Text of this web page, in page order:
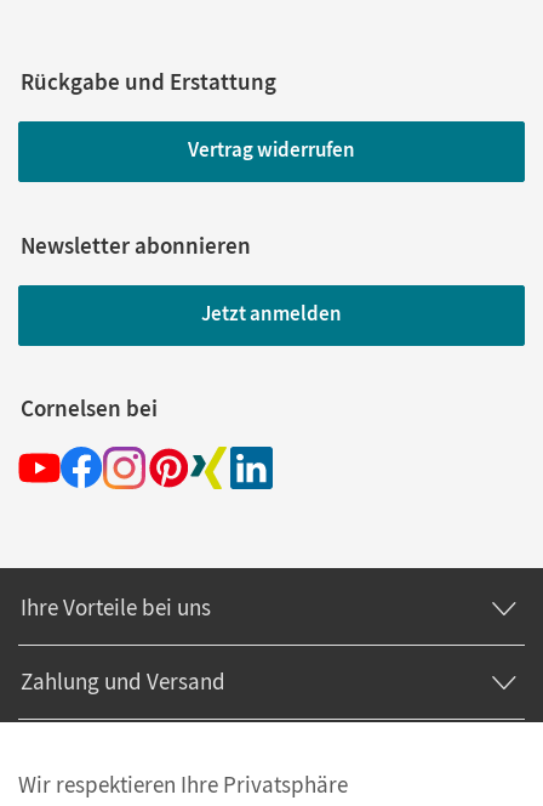
Rückgabe und Erstattung
Vertrag widerrufen
Newsletter abonnieren
Jetzt anmelden
Cornelsen bei
Ihre Vorteile bei uns
Zahlung und Versand
Wir respektieren Ihre Privatsphäre